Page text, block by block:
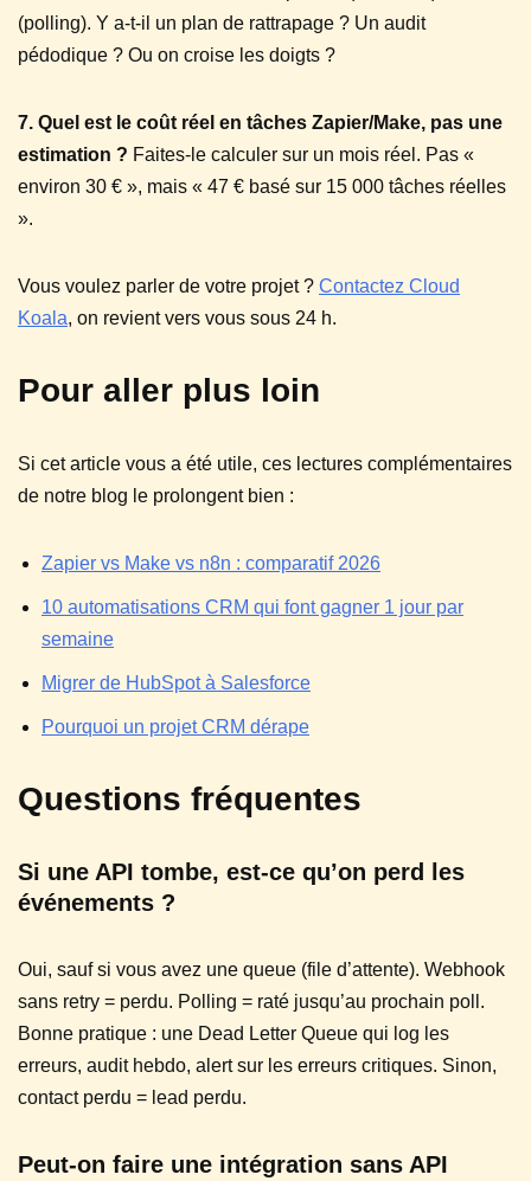
(polling). Y a-t-il un plan de rattrapage ? Un audit
pédodique ? Ou on croise les doigts ?
7. Quel est le coût réel en tâches Zapier/Make, pas une
estimation ? Faites-le calculer sur un mois réel. Pas «
environ 30 € », mais « 47 € basé sur 15 000 tâches réelles
».
Vous voulez parler de votre projet ? Contactez Cloud
Koala, on revient vers vous sous 24 h.
Pour aller plus loin
Si cet article vous a été utile, ces lectures complémentaires
de notre blog le prolongent bien :
Zapier vs Make vs n8n : comparatif 2026
10 automatisations CRM qui font gagner 1 jour par
semaine
Migrer de HubSpot à Salesforce
Pourquoi un projet CRM dérape
Questions fréquentes
Si une API tombe, est-ce qu’on perd les
événements ?
Oui, sauf si vous avez une queue (file d’attente). Webhook
sans retry = perdu. Polling = raté jusqu’au prochain poll.
Bonne pratique : une Dead Letter Queue qui log les
erreurs, audit hebdo, alert sur les erreurs critiques. Sinon,
contact perdu = lead perdu.
Peut-on faire une intégration sans API